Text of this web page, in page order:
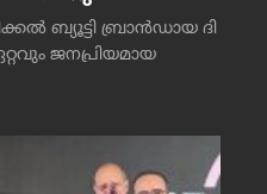
ബ്യൂട്ടി ബ്രാൻഡായ ദി
ജനപ്രിയമായ